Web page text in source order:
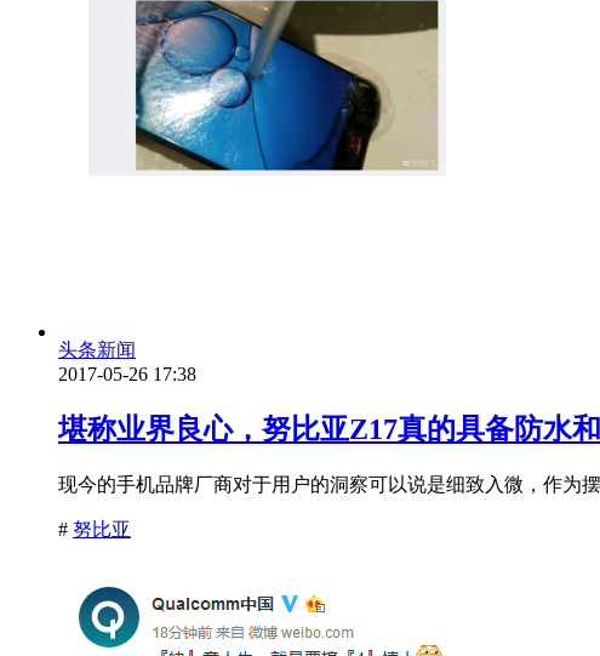
头条新闻
2017-05-26 17:38
堪称业界良心，努比亚Z17真的具备防水
现今的手机品牌厂商对于用户的洞察可以说是细致入微，作为
# 努比亚